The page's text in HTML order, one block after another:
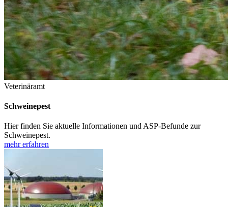
Veterinäramt
Schweinepest
Hier finden Sie aktuelle Informationen und ASP-Befunde zur
Schweinepest.
mehr erfahren